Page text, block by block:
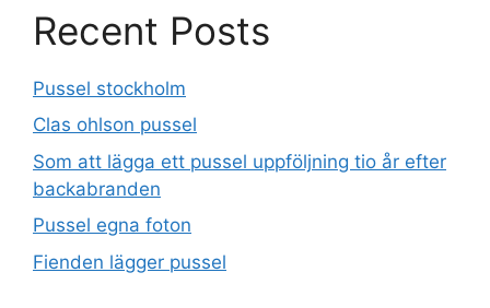
Recent Posts
Pussel stockholm
Clas ohlson pussel
Som att lägga ett pussel uppföljning tio år efter
backabranden
Pussel egna foton
Fienden lägger pussel